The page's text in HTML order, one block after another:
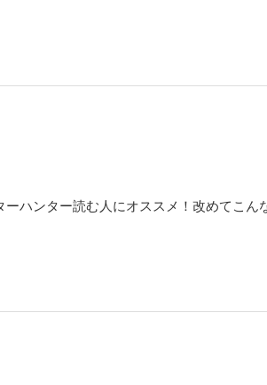
ハンター読む人にオススメ！改めてこ